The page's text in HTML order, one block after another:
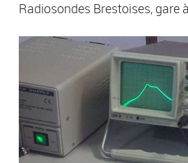
Radiosondes Brestoises, gare